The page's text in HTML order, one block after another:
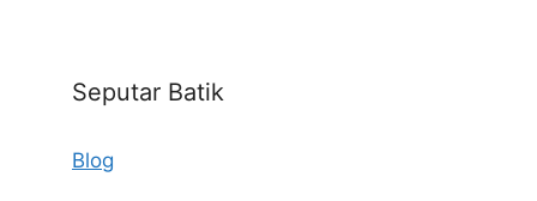
Seputar Batik
Blog